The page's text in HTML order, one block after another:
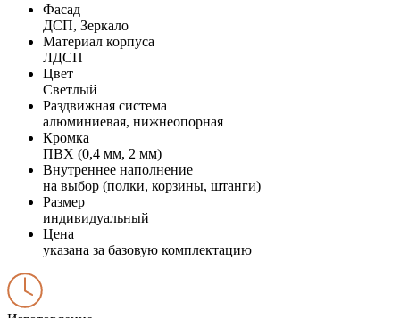
Фасад
ДСП, Зеркало
Материал корпуса
ЛДСП
Цвет
Светлый
Раздвижная система
алюминиевая, нижнеопорная
Кромка
ПВХ (0,4 мм, 2 мм)
Внутреннее наполнение
на выбор (полки, корзины, штанги)
Размер
индивидуальный
Цена
указана за базовую комплектацию